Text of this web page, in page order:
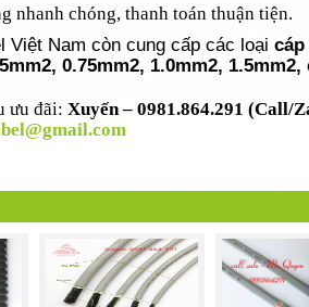
nhanh chóng, thanh toán thuận tiện.
Việt Nam còn cung cấp các loại
0.75mm2, 1.0mm2,
ưu đãi: Xuyến – 0981.864.291 (Call/